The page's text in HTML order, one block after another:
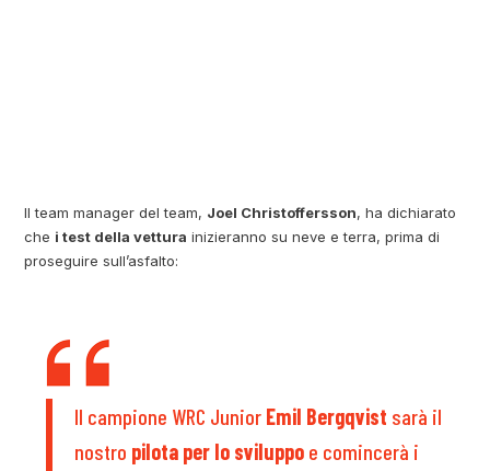
Il team manager del team, Joel Christoffersson, ha dichiarato
che i test della vettura inizieranno su neve e terra, prima di
proseguire sull’asfalto:
Il campione WRC Junior Emil Bergqvist sarà il
nostro pilota per lo sviluppo e comincerà i